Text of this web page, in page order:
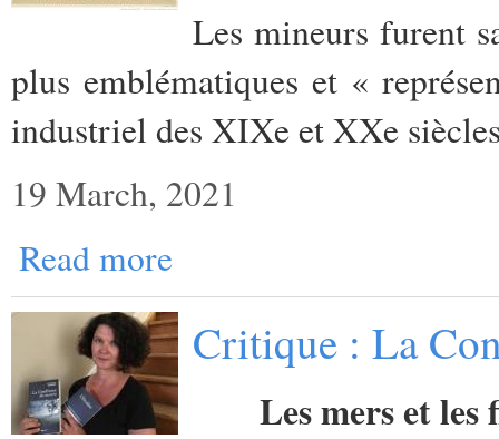
Les mineurs furent
plus emblématiques et «
industriel des XIXe et XXe
19 March, 2021
Read more
Critique : La
Les mers et